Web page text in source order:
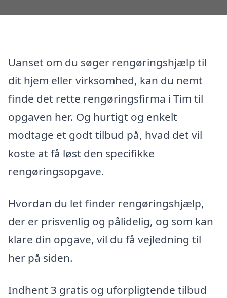
Uanset om du søger rengøringshjælp til
dit hjem eller virksomhed, kan du nemt
finde det rette rengøringsfirma i Tim til
opgaven her. Og hurtigt og enkelt
modtage et godt tilbud på, hvad det vil
koste at få løst den specifikke
rengøringsopgave.
Hvordan du let finder rengøringshjælp,
der er prisvenlig og pålidelig, og som kan
klare din opgave, vil du få vejledning til
her på siden.
Indhent 3 gratis og uforpligtende tilbud